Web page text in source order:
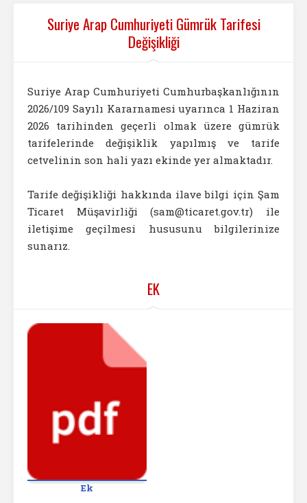
Suriye Arap Cumhuriyeti Gümrük Tarifesi
Değişikliği
Suriye Arap Cumhuriyeti Cumhurbaşkanlığının
2026/109 Sayılı Kararnamesi uyarınca 1 Haziran
2026 tarihinden geçerli olmak üzere gümrük
tarifelerinde değişiklik yapılmış ve tarife
cetvelinin son hali yazı ekinde yer almaktadır.
Tarife değişikliği hakkında ilave bilgi için Şam
Ticaret Müşavirliği (sam@ticaret.gov.tr) ile
iletişime geçilmesi hususunu bilgilerinize
sunarız.
EK
Ek